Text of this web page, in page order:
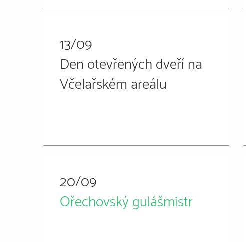
13/09
Den otevřených dveří na
Včelařském areálu
20/09
Ořechovský gulášmistr